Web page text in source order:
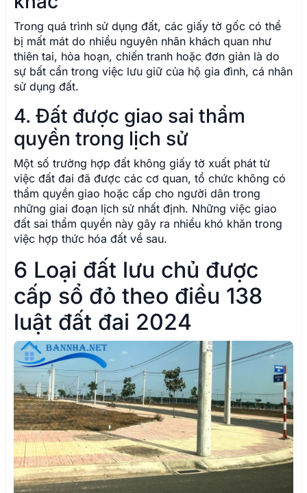
Trong quá trình sử dụng đất, các giấy tờ gốc có thể
bị mất mát do nhiều nguyên nhân khách quan như
thiên tai, hỏa hoạn, chiến tranh hoặc đơn giản là do
sự bất cẩn trong việc lưu giữ của hộ gia đình, cá nhân
sử dụng đất.
4. Đất được giao sai thẩm
quyền trong lịch sử
Một số trường hợp đất không giấy tờ xuất phát từ
việc đất đai đã được các cơ quan, tổ chức không có
thẩm quyền giao hoặc cấp cho người dân trong
những giai đoạn lịch sử nhất định. Những việc giao
đất sai thẩm quyền này gây ra nhiều khó khăn trong
việc hợp thức hóa đất về sau.
6 Loại đất lưu chủ được
cấp sổ đỏ theo điều 138
luật đất đai 2024